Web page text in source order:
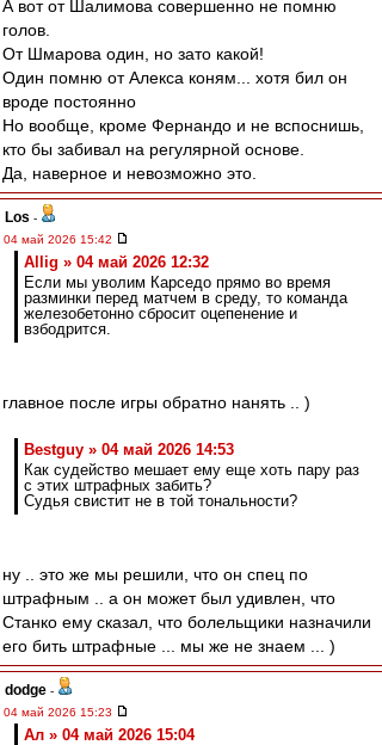
А вот от Шалимова совершенно не помню
голов.
От Шмарова один, но зато какой!
Один помню от Алекса коням... хотя бил он
вроде постоянно
Но вообще, кроме Фернандо и не вспоснишь,
кто бы забивал на регулярной основе.
Да, наверное и невозможно это.
Los -
04 май 2026 15:42
Allig » 04 май 2026 12:32
Если мы уволим Карседо прямо во время
разминки перед матчем в среду, то команда
железобетонно сбросит оцепенение и
взбодрится.
главное после игры обратно нанять .. )
Bestguy » 04 май 2026 14:53
Как судейство мешает ему еще хоть пару раз
с этих штрафных забить?
Судья свистит не в той тональности?
ну .. это же мы решили, что он спец по
штрафным .. а он может был удивлен, что
Станко ему сказал, что болельщики назначили
его бить штрафные ... мы же не знаем ... )
dodge -
04 май 2026 15:23
Ал » 04 май 2026 15:04